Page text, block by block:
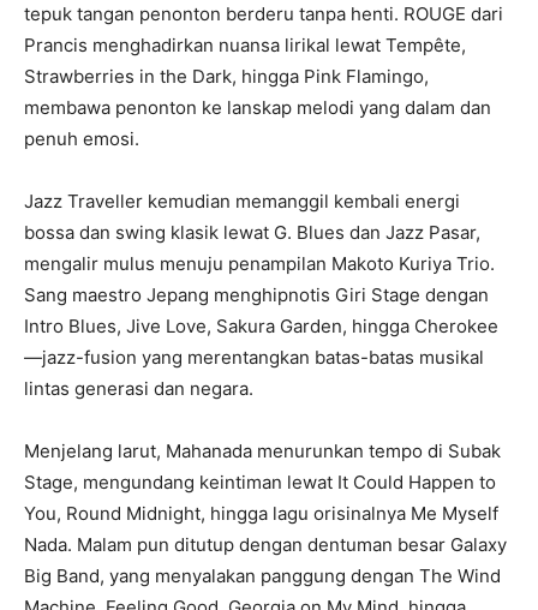
tepuk tangan penonton berderu tanpa henti. ROUGE dari
Prancis menghadirkan nuansa lirikal lewat Tempête,
Strawberries in the Dark, hingga Pink Flamingo,
membawa penonton ke lanskap melodi yang dalam dan
penuh emosi.
Jazz Traveller kemudian memanggil kembali energi
bossa dan swing klasik lewat G. Blues dan Jazz Pasar,
mengalir mulus menuju penampilan Makoto Kuriya Trio.
Sang maestro Jepang menghipnotis Giri Stage dengan
Intro Blues, Jive Love, Sakura Garden, hingga Cherokee
—jazz-fusion yang merentangkan batas-batas musikal
lintas generasi dan negara.
Menjelang larut, Mahanada menurunkan tempo di Subak
Stage, mengundang keintiman lewat It Could Happen to
You, Round Midnight, hingga lagu orisinalnya Me Myself
Nada. Malam pun ditutup dengan dentuman besar Galaxy
Big Band, yang menyalakan panggung dengan The Wind